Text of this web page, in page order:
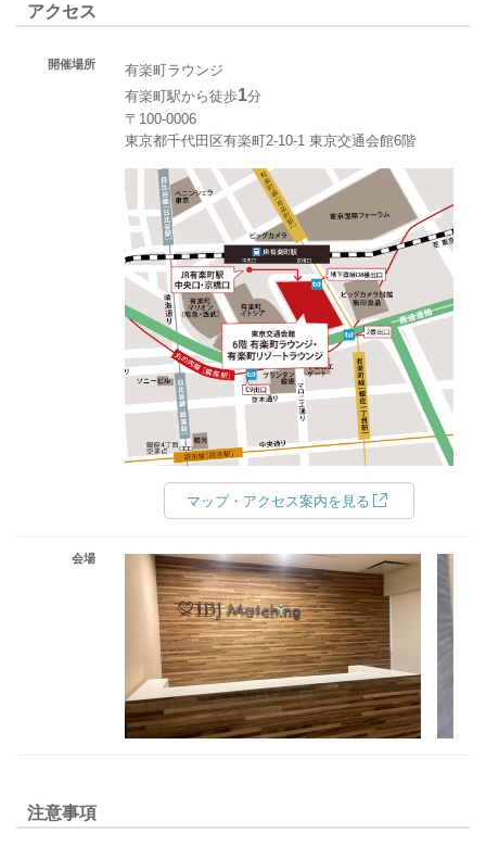
アクセス
開催場所
有楽町ラウンジ
有楽町駅から徒歩1分
〒100-0006
東京都千代田区有楽町2-10-1 東京交通会館6階
マップ・アクセス案内を見る
会場
注意事項